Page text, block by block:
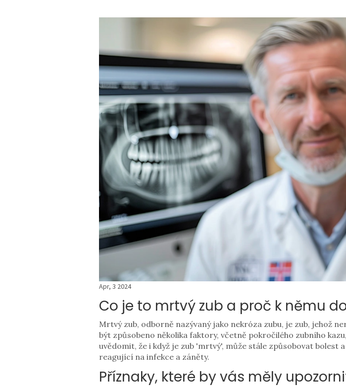
Apr, 3 2024
Co je to mrtvý zub a proč k němu
Mrtvý zub, odborně nazývaný jako nekróza zubu, je zub, jehož
být způsobeno několika faktory, včetně pokročilého zubního
uvědomit, že i když je zub 'mrtvý', může stále způsobovat bolest
reagující na infekce a záněty.
Příznaky, které by vás měly